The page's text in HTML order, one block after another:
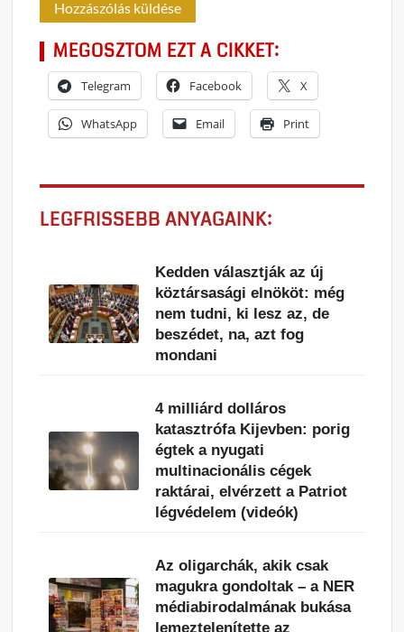
MEGOSZTOM EZT A CIKKET:
Telegram Facebook X
WhatsApp Email Print
LEGFRISSEBB ANYAGAINK:
Kedden választják az új
köztársasági elnököt: még
nem tudni, ki lesz az, de
beszédet, na, azt fog
mondani
4 milliárd dolláros
katasztrófa Kijevben: porig
égtek a nyugati
multinacionális cégek
raktárai, elvérzett a Patriot
légvédelem (videók)
Az oligarchák, akik csak
magukra gondoltak – a NER
médiabirodalmának bukása
lemeztelenítette az